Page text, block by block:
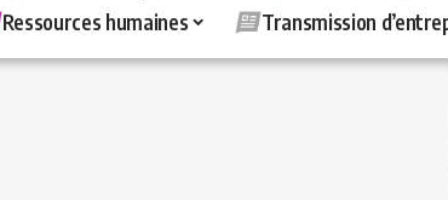
Ressources humaines Transmission